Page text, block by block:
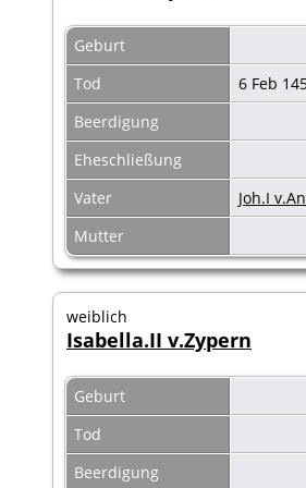
Geburt
Tod
6 Feb
Beerdigung
Eheschließung
Vater
Joh.I
Mutter
weiblich
Isabella.II v.Zypern
Geburt
Tod
Beerdigung